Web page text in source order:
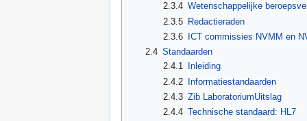
2.3.4 Wetenschappelijke
2.3.5 Redactieraden
2.3.6
ICT commissies NVMM en
2.4 Standaarden
2.4.1
Inleiding
2.4.2 Informatiestandaarden
2.4.3 Zib LaboratoriumUitslag
2.4.4 Technische standaard: HL7